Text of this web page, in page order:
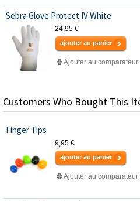
Sebra Glove Protect IV White
24,95 €
ajouter au panier
Ajouter au comparateur
Customers Who Bought This
Finger Tips
9,95 €
ajouter au panier
Ajouter au comparateur